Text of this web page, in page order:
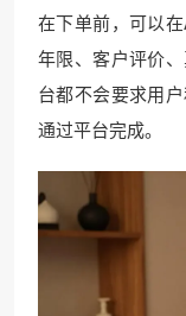
在下单前，可以
年限、客户评价
台都不会要求用
通过平台完成。